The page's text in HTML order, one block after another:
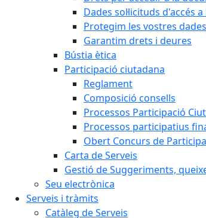
Dades sol·licituds d'accés
Protegim les vostres dades
Garantim drets i deures
Bústia ètica
Participació ciutadana
Reglament
Composició consells
Processos Participació
Processos participatius
Obert Concurs de
Carta de Serveis
Gestió de Suggeriments,
Seu electrònica
Serveis i tràmits
Catàleg de Serveis